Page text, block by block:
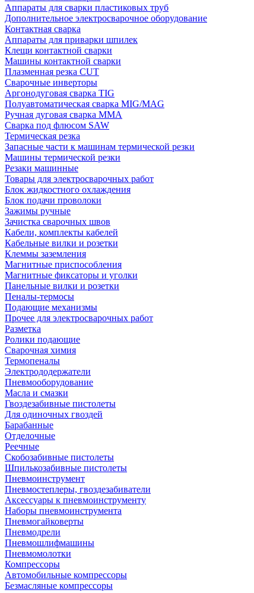
Аппараты для сварки пластиковых труб
Дополнительное электросварочное оборудование
Контактная сварка
Аппараты для приварки шпилек
Клещи контактной сварки
Машины контактной сварки
Плазменная резка CUT
Сварочные инверторы
Аргонодуговая сварка TIG
Полуавтоматическая сварка MIG/MAG
Ручная дуговая сварка MMA
Сварка под флюсом SAW
Термическая резка
Запасные части к машинам термической резки
Машины термической резки
Резаки машинные
Товары для электросварочных работ
Блок жидкостного охлаждения
Блок подачи проволоки
Зажимы ручные
Зачистка сварочных швов
Кабели, комплекты кабелей
Кабельные вилки и розетки
Клеммы заземления
Магнитные приспособления
Магнитные фиксаторы и уголки
Панельные вилки и розетки
Пеналы-термосы
Подающие механизмы
Прочее для электросварочных работ
Разметка
Ролики подающие
Сварочная химия
Термопеналы
Электрододержатели
Пневмооборудование
Масла и смазки
Гвоздезабивные пистолеты
Для одиночных гвоздей
Барабанные
Отделочные
Реечные
Скобозабивные пистолеты
Шпилькозабивные пистолеты
Пневмоинструмент
Пневмостеплеры, гвоздезабиватели
Аксессуары к пневмоинструменту
Наборы пневмоинструмента
Пневмогайковерты
Пневмодрели
Пневмошлифмашины
Пневмомолотки
Компрессоры
Автомобильные компрессоры
Безмасляные компрессоры